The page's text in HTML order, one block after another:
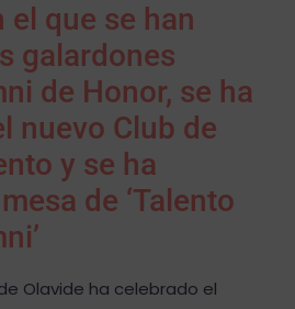
el que se han
galardones
de Honor, se ha
nuevo Club de
y se ha
de ‘Talento
Olavide ha celebrado el